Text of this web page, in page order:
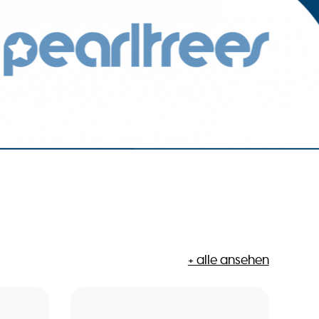
+ alle ansehen